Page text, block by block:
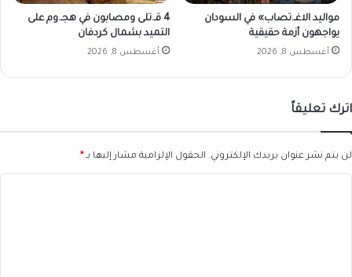
مواليد الاغـ.تصاب» في السودان
يواجهون أزمة حقيقية
أغسطس 8, 2026
4 قـ.تلى ومصابون في هجـ.وم على
التميد بشمال كردفان
أغسطس 8, 2026
اترك تعليقاً
لن يتم نشر عنوان بريدك الإلكتروني. الحقول الإلزامية مشار إليها بـ *